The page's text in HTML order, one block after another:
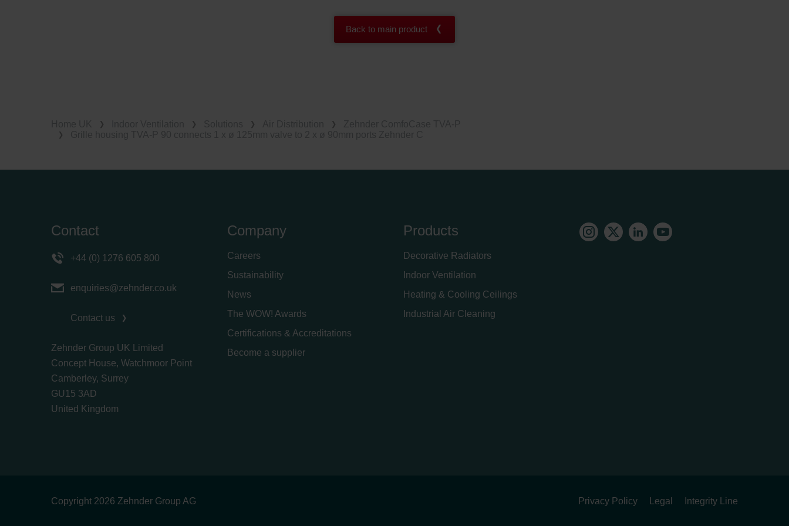
Back to main product
Contact
+44 (0) 1276 605 800
enquiries@zehnder.co.uk
Contact us
Zehnder Group UK Limited
Concept House, Watchmoor Point
Camberley, Surrey
GU15 3AD
​​​​​​​United Kingdom
Company
Careers
Sustainability
News
The WOW! Awards
Certifications & Accreditations
Become a supplier
Products
Decorative Radiators
Indoor Ventilation
Heating & Cooling Ceilings
Industrial Air Cleaning
Copyright 2026 Zehnder Group AG Privacy Policy Legal Integrity Line